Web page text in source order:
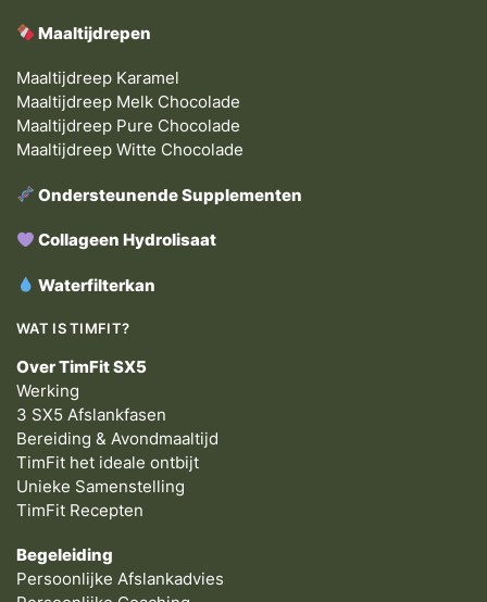
Maaltijdrepen
Maaltijdreep Karamel
Maaltijdreep Melk Chocolade
Maaltijdreep Pure Chocolade
Maaltijdreep Witte Chocolade
Ondersteunende Supplementen
Collageen Hydrolisaat
Waterfilterkan
WAT IS TIMFIT?
Over TimFit SX5
Werking
3 SX5 Afslankfasen
Bereiding & Avondmaaltijd
TimFit het ideale ontbijt
Unieke Samenstelling
TimFit Recepten
Begeleiding
Persoonlijke Afslankadvies